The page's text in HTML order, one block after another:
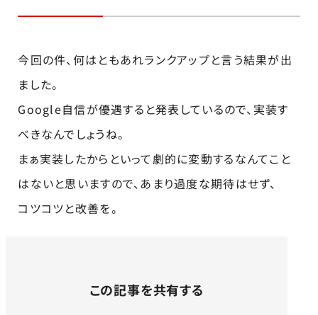
今回の件、何はともあれランクアップと言う結果が出
ました。
Google自信が優遇すると発表しているので、実装す
べきなんでしょうね。
まぁ実装したからといって劇的に変動するなんてこと
はないと思いますので、あまり過度な期待はせず、
コツコツと改善を。
この記事を共有する